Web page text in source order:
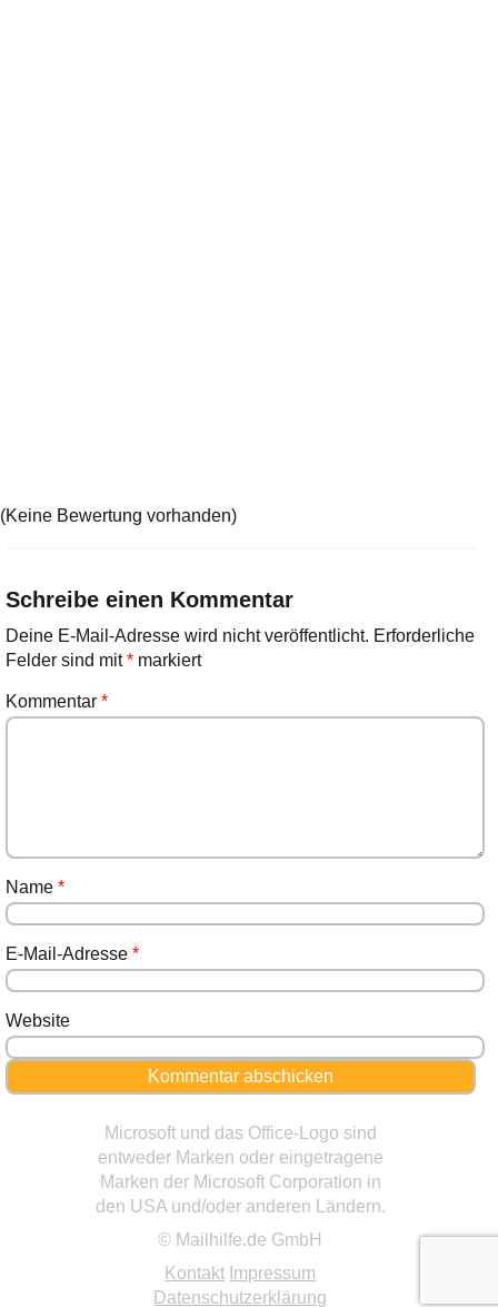
(Keine Bewertung vorhanden)
Schreibe einen Kommentar
Deine E-Mail-Adresse wird nicht veröffentlicht. Erforderliche
Felder sind mit*markiert
Kommentar *
Name *
E-Mail-Adresse *
Website
Microsoft und das Office-Logo sind
entweder Marken oder eingetragene
Marken der Microsoft Corporation in
den USA und/oder anderen Ländern.
© Mailhilfe.de GmbH
Kontakt Impressum
Datenschutzerklärung